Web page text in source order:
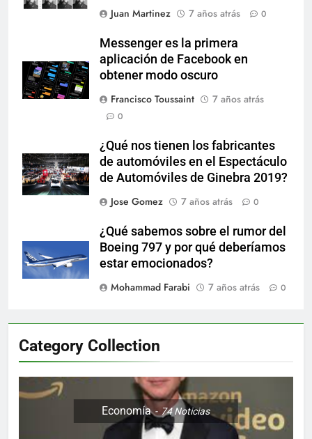
Juan Martinez 7 años atrás 0
Messenger es la primera
aplicación de Facebook en
obtener modo oscuro
Francisco Toussaint
7 años atrás
0
¿Qué nos tienen los fabricantes
de automóviles en el Espectáculo
de Automóviles de Ginebra 2019?
Jose Gomez
7 años atrás 0
¿Qué sabemos sobre el rumor del
Boeing 797 y por qué deberíamos
estar emocionados?
Mohammad Farabi
7 años atrás 0
Category Collection
Economía 74Noticias